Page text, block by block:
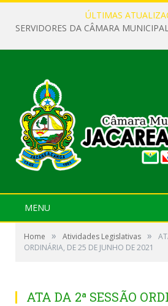
ÚLTIMAS
MENU
Home » Atividades Legislativas »
ORDINÁRIA, DE 25 DE JUNHO DE 2021
ATA DA 2ª SESSÃO